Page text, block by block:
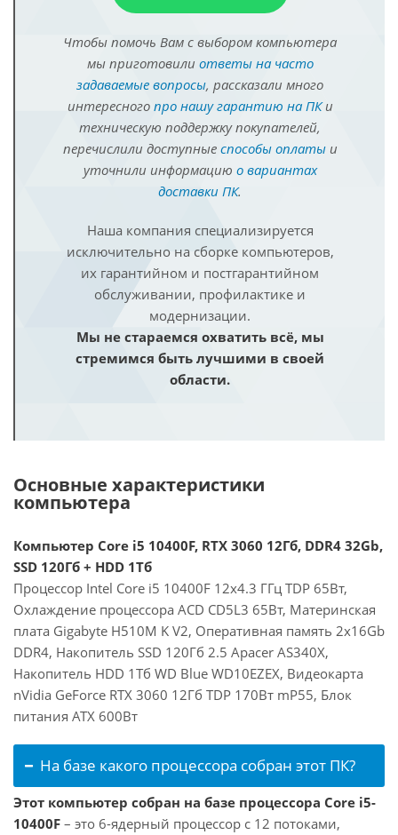
Чтобы помочь Вам с выбором компьютера
мы приготовили ответы на часто
задаваемые вопросы, рассказали много
интересного про нашу гарантию на ПКи
техническую поддержку покупателей,
перечислили доступные способы оплатыи
уточнили информацию о вариантах
доставки ПК.
Наша компания специализируется
исключительно на сборке компьютеров,
их гарантийном и постгарантийном
обслуживании, профилактике и
модернизации.
Мы не стараемся охватить всё, мы
стремимся быть лучшими в своей
области.
Основные характеристики
компьютера
Компьютер Core i5 10400F, RTX 3060 12Гб, DDR4 32Gb,
SSD 120Гб + HDD 1Тб
Процессор Intel Core i5 10400F 12x4.3 ГГц TDP 65Вт,
Охлаждение процессора ACD CD5L3 65Вт, Материнская
плата Gigabyte H510M K V2, Оперативная память 2x16Gb
DDR4, Накопитель SSD 120Гб 2.5 Apacer AS340X,
Накопитель HDD 1Тб WD Blue WD10EZEX, Видеокарта
nVidia GeForce RTX 3060 12Гб TDP 170Вт mP55, Блок
питания ATX 600Вт
На базе какого процессора собран этот ПК?
Этот компьютер собран на базе процессора Core i5-
10400F – это 6-ядерный процессор с 12 потоками,